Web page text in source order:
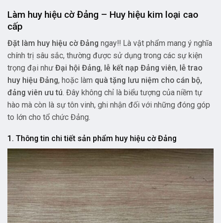
Làm huy hiệu cờ Đảng – Huy hiệu kim loại cao
cấp
Đặt làm huy hiệu cờ Đảng ngay!! Là vật phẩm mang ý nghĩa
chính trị sâu sắc, thường được sử dụng trong các sự kiện
trọng đại như Đại hội Đảng, lễ kết nạp Đảng viên, lễ trao
huy hiệu Đảng, hoặc làm quà tặng lưu niệm cho cán bộ,
đảng viên ưu tú. Đây không chỉ là biểu tượng của niềm tự
hào mà còn là sự tôn vinh, ghi nhận đối với những đóng góp
to lớn cho tổ chức Đảng.
1. Thông tin chi tiết sản phẩm huy hiệu cờ Đảng